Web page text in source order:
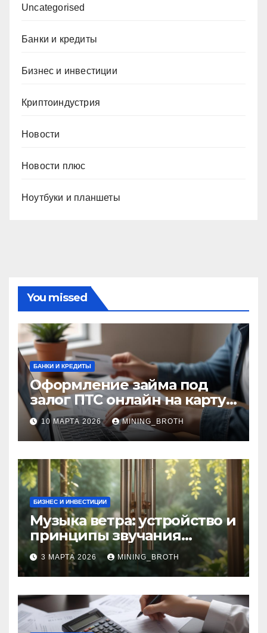
Uncategorised
Банки и кредиты
Бизнес и инвестиции
Криптоиндустрия
Новости
Новости плюс
Ноутбуки и планшеты
You missed
БАНКИ И КРЕДИТЫ
Оформление займа под
залог ПТС онлайн на карту
без визита в офис: порядок,
требования и документы
10 МАРТА 2026 MINING_BROTH
БИЗНЕС И ИНВЕСТИЦИИ
Музыка ветра: устройство и
принципы звучания
колокольчиков
3 МАРТА 2026 MINING_BROTH